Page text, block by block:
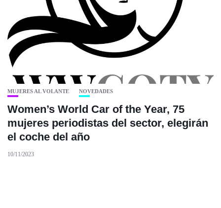
MUJERES AL VOLANTE NOVEDADES
Women’s World Car of the Year, 75
mujeres periodistas del sector, elegirán
el coche del año
10/11/2023